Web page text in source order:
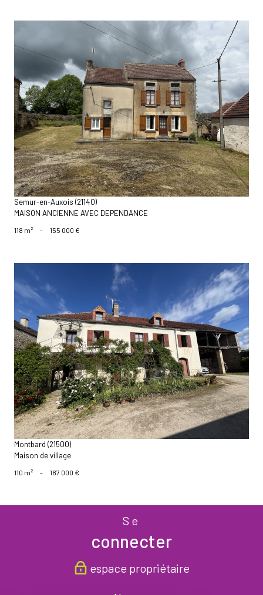
voir le bien
Semur-en-Auxois (21140)
MAISON ANCIENNE AVEC DEPENDANCE
118 m² - 155 000 €
voir le bien
Montbard (21500)
Maison de village
110 m² - 187 000 €
Se
connecter
espace propriétaire